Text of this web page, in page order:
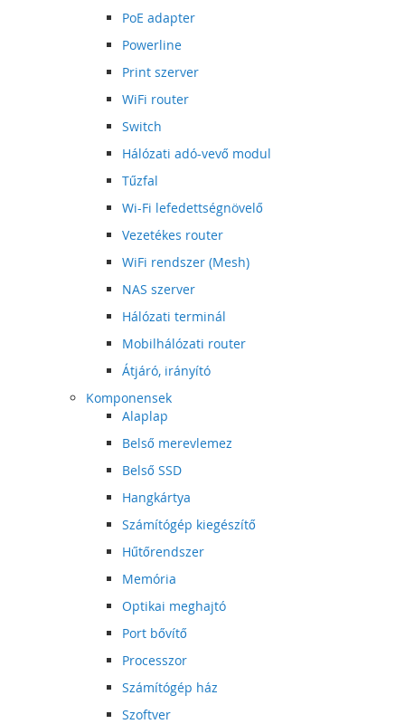
PoE adapter
Powerline
Print szerver
WiFi router
Switch
Hálózati adó-vevő modul
Tűzfal
Wi-Fi lefedettségnövelő
Vezetékes router
WiFi rendszer (Mesh)
NAS szerver
Hálózati terminál
Mobilhálózati router
Átjáró, irányító
Komponensek
Alaplap
Belső merevlemez
Belső SSD
Hangkártya
Számítógép kiegészítő
Hűtőrendszer
Memória
Optikai meghajtó
Port bővítő
Processzor
Számítógép ház
Szoftver